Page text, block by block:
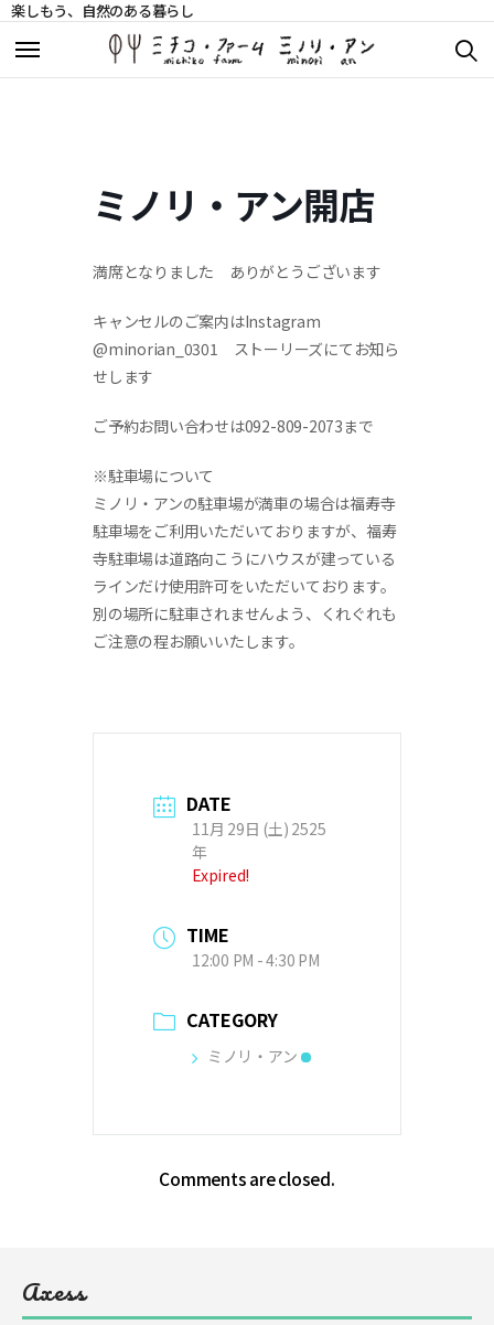
楽しもう、自然のある暮らし
イベントスケジュール
Blog《Muみんの丘だより》
丘の上だより
CLOSE
イベントスケジュール
Blog《Muみんの丘だより》
丘の上だより
CLOSE
ミノリ・アン開店
満席となりました ありがとうございます
キャンセルのご案内はInstagram
@minorian_0301 ストーリーズにてお知ら
せします
ご予約お問い合わせは092-809-2073まで
※駐車場について
ミノリ・アンの駐車場が満車の場合は福寿寺
駐車場をご利用いただいておりますが、福寿
寺駐車場は道路向こうにハウスが建っている
ラインだけ使用許可をいただいております。
別の場所に駐車されませんよう、くれぐれも
ご注意の程お願いいたします。
DATE
11月 29日 (土) 2525
年
Expired!
TIME
12:00 PM - 4:30 PM
CATEGORY
ミノリ・アン
Comments are closed.
Axess